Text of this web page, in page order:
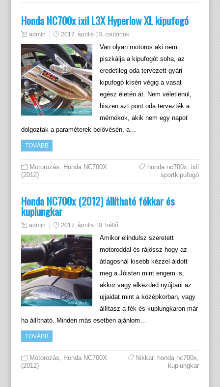
Honda NC700x ixil L3X Hyperlow XL kipufogó
admin 2017. április 13. csütörtök
Van olyan motoros aki nem
piszkálja a kipufogót soha, az
eredetileg oda tervezett gyári
kipufogó kíséri végig a vasat
egész életén át. Nem véletlenül,
hiszen azt pont oda tervezték a
mérnökök, akik nem egy napot
dolgoztak a paraméterek belövésén, a…
TOVÁBB
Motorozás, Honda NC700X
(2012)
honda nc700x, ixil
sportkipufogó
Honda NC700x (2012) állítható fékkar és
kuplungkar
admin 2017. április 10. hétfő
Amikor elindulsz szeretett
motoroddal és rájössz hogy az
átlagosnál kisebb kézzel áldott
meg a Jóisten mint engem is,
akkor vagy elkezded nyújtani az
ujjaidat mint a középkorban, vagy
állítasz a fék és kuplungkaron már
ha állítható. Minden más esetben ajánlom…
TOVÁBB
Motorozás, Honda NC700X
(2012)
fékkar, honda nc700x,
kuplungkar